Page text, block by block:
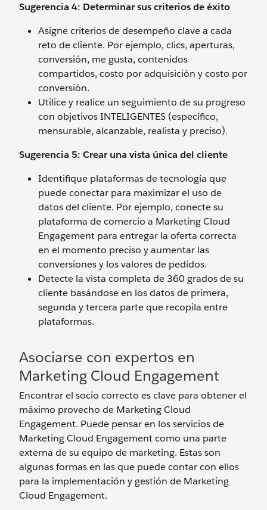
Sugerencia 4: Determinar sus criterios de éxito
Asigne criterios de desempeño clave a cada
reto de cliente. Por ejemplo, clics, aperturas,
conversión, me gusta, contenidos
compartidos, costo por adquisición y costo por
conversión.
Utilice y realice un seguimiento de su progreso
con objetivos INTELIGENTES (específico,
mensurable, alcanzable, realista y preciso).
Sugerencia 5: Crear una vista única del cliente
Identifique plataformas de tecnología que
puede conectar para maximizar el uso de
datos del cliente. Por ejemplo, conecte su
plataforma de comercio a Marketing Cloud
Engagement para entregar la oferta correcta
en el momento preciso y aumentar las
conversiones y los valores de pedidos.
Detecte la vista completa de 360 grados de su
cliente basándose en los datos de primera,
segunda y tercera parte que recopila entre
plataformas.
Asociarse con expertos en
Marketing Cloud Engagement
Encontrar el socio correcto es clave para obtener el
máximo provecho de Marketing Cloud
Engagement. Puede pensar en los servicios de
Marketing Cloud Engagement como una parte
externa de su equipo de marketing. Estas son
algunas formas en las que puede contar con ellos
para la implementación y gestión de Marketing
Cloud Engagement.